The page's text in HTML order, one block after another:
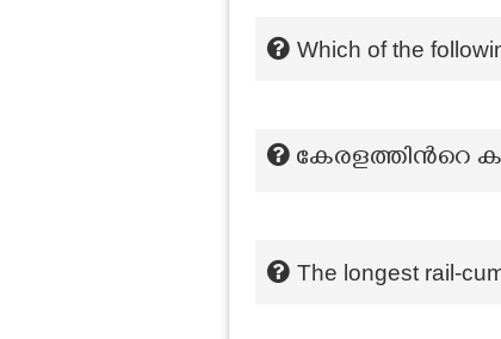
Which of the
കേരളത്തിന്‍റെ
The longest rail-